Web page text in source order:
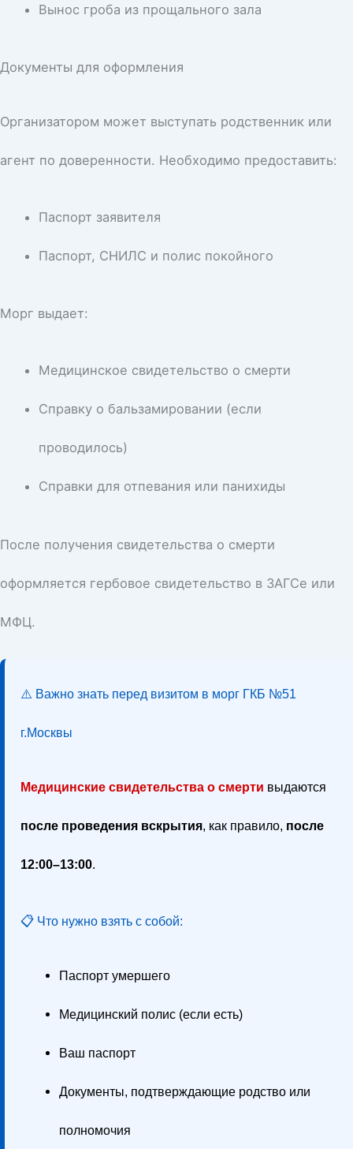
Вынос гроба из прощального зала
Документы для оформления
Организатором может выступать родственник или
агент по доверенности. Необходимо предоставить:
Паспорт заявителя
Паспорт, СНИЛС и полис покойного
Морг выдает:
Медицинское свидетельство о смерти
Справку о бальзамировании (если
проводилось)
Справки для отпевания или панихиды
После получения свидетельства о смерти
оформляется гербовое свидетельство в ЗАГСе или
МФЦ.
⚠️ Важно знать перед визитом в морг ГКБ №51
г.Москвы
Медицинские свидетельства о смерти выдаются
после проведения вскрытия, как правило, после
12:00–13:00.
📋 Что нужно взять с собой:
Паспорт умершего
Медицинский полис (если есть)
Ваш паспорт
Документы, подтверждающие родство или
полномочия